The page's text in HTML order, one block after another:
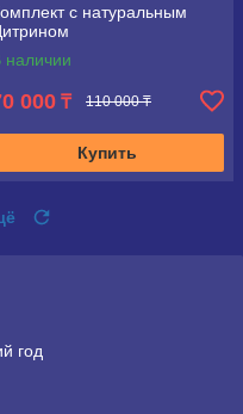
с натуральным
наличии
000 ₸ 110 000 ₸
Купить
год